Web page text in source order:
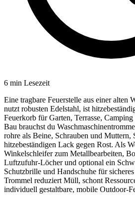
6 min Lesezeit
Eine tragbare Feuerstelle aus einer alten
nutzt robusten Edelstahl, ist
Feuerkorb für Garten, Terrasse,
Bau brauchst du
rohre als Beine, Schrauben und Muttern,
hitzebeständigen Lack gegen Rost. Als
Winkelschleifer zum Metallbearbeiten,
Luftzufuhr-Löcher und optional ein
Schutzbrille und Handschuhe für
Trommel reduziert Müll, schont
individuell gestaltbare, mobile Outdoor-